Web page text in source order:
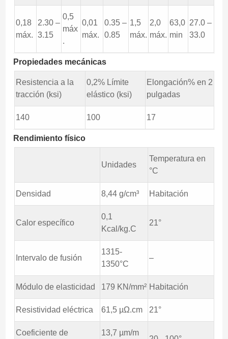
0,18
máx.
2.30 –
3.15
0,5
máx
.
0,01
máx.
0.35 –
0.85
1,5
máx.
2,0
máx.
63,0
min
27.0 –
33.0
Propiedades mecánicas
Resistencia a la
tracción (ksi)
0,2% Límite
elástico (ksi)
Elongación% en 2
pulgadas
140 100 17
Rendimiento físico
Unidades
Temperatura en
°C
Densidad 8,44 g/cm³ Habitación
Calor específico
0,1
Kcal/kg.C
21°
Intervalo de fusión
1315-
1350°C
–
Módulo de elasticidad 179 KN/mm² Habitación
Resistividad eléctrica 61,5 µΩ.cm 21°
Coeficiente de 13,7 µm/m